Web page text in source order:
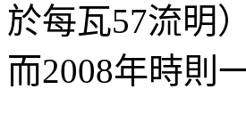
於每瓦57流明
而2008年時則